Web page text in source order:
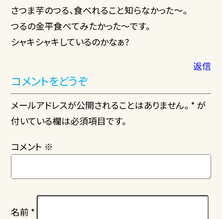
さつま芋のつる、食べれること知らなかった～。
つるの金平食べてみたかった～です。
シャキシャキしているのかなぁ?
返信
コメントをどうぞ
メールアドレスが公開されることはありません。 * が
付いている欄は必須項目です。
コメント ※
名前 *